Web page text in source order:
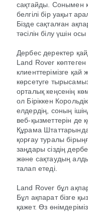
сақтайды. Сонымен
белгілі бір уақыт
Бізде сақталған
тәсілін білу үшін осы
Дербес деректер
Land Rover көптеген
клиенттерімізге
көрсетуге
орталық кеңсенің
ол Біріккен
елдердің, соның
веб-қызметтерін
Құрама
қорғау туралы
заңдары сіздің
және сақтаудың
талап етеді.
Land Rover бұл
Бұл ақпарат бізге
қажет. Өз